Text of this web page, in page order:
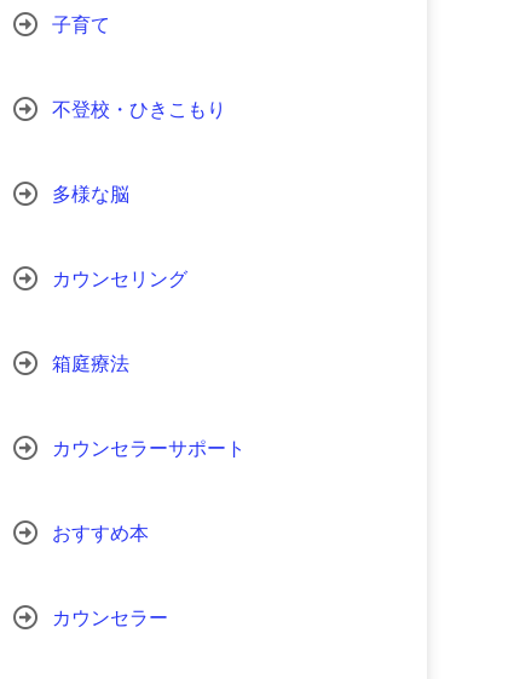
子育て
不登校・ひきこもり
多様な脳
カウンセリング
箱庭療法
カウンセラーサポート
おすすめ本
カウンセラー